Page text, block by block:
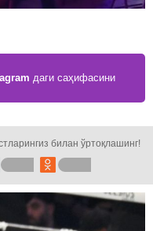
даги саҳифасини
билан ўртоқлашинг!